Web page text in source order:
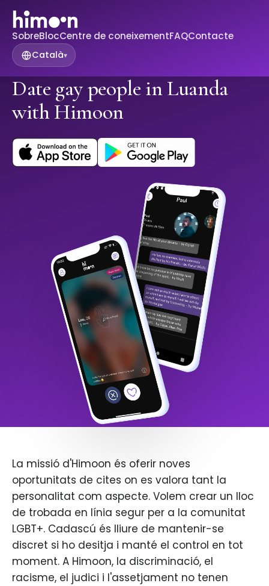
SobreBlocCentre de coneixementFAQContacte
Català▾
Date gay people in Luanda
with Himoon
La missió d'Himoon és oferir noves
oportunitats de cites on es valora tant la
personalitat com aspecte. Volem crear un lloc
de trobada en línia segur per a la comunitat
LGBT+. Cadascú és lliure de mantenir-se
discret si ho desitja i manté el control en tot
moment. A Himoon, la discriminació, el
racisme, el judici i l'assetjament no tenen